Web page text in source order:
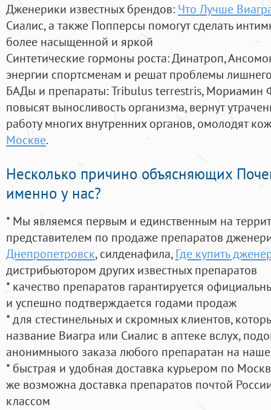
Дженерики известных брендов: Что Лучше
Сиалис, а также Попперсы помогут сделать
более насыщенной и яркой
Синтетические гормоны роста: Динатроп,
энергии спортсменам и решат проблемы
БАДы и препараты:Tribulus terrestris, Мориамин
повысят выносливость организма, вернут
работу многих внутренних органов, омолодят
Москве.
Несколько причино объясняющих
именно у нас?
* Мы являемся первым и единственным на
представителем по продаже препаратов
Днепропетровск, силденафила, Где купить
дистрибьютором других известных препаратов
* качество препаратов гарантируется
и успешно подтверждается годами продаж
* для стестинельных и скромных клиентов,
название Виагра или Сиалис в аптеке вслух,
анонимныого заказа любого препаратан на
* быстрая и удобная доставка курьером по
же возможна доставка препаратов почтой
классом